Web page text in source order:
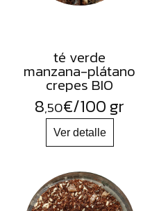
té verde
manzana-plátano
crepes BIO
8,50€/100 gr